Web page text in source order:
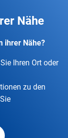
Nähe
ihrer Nähe?
Ihren Ort oder
zu den